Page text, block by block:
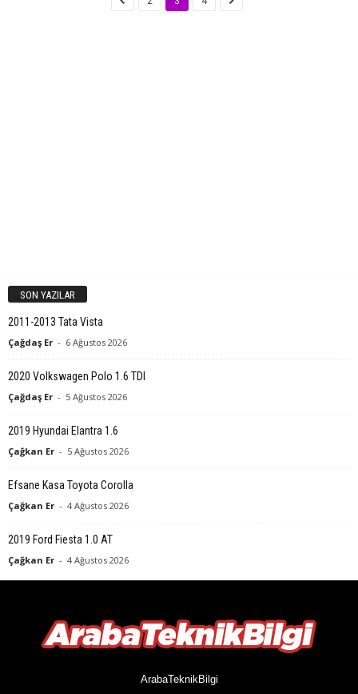
SON YAZILAR
2011-2013 Tata Vista
Çağdaş Er - 6 Ağustos 2026
2020 Volkswagen Polo 1.6 TDI
Çağdaş Er - 5 Ağustos 2026
2019 Hyundai Elantra 1.6
Çağkan Er - 5 Ağustos 2026
Efsane Kasa Toyota Corolla
Çağkan Er - 4 Ağustos 2026
2019 Ford Fiesta 1.0 AT
Çağkan Er - 4 Ağustos 2026
ArabaTeknikBilgi